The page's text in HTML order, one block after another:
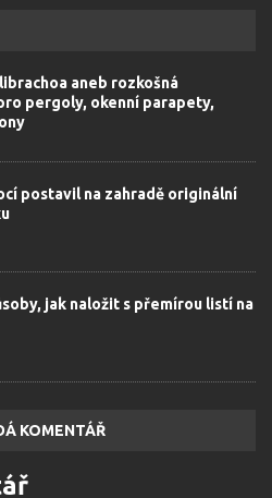
aneb rozkošná
pergoly, okenní parapety,
postavil na zahradě originální
jak naložit s přemírou listí na
KOMENTÁŘ